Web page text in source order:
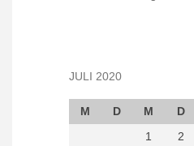
JULI 2020
M D M D
1
2